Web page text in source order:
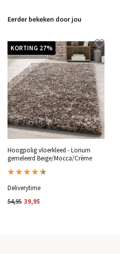
Eerder bekeken door jou
KORTING 27%
Hoogpolig vloerkleed - Lorium
gemeleerd Beige/Mocca/Crème
Deliverytime
54,95 39,95